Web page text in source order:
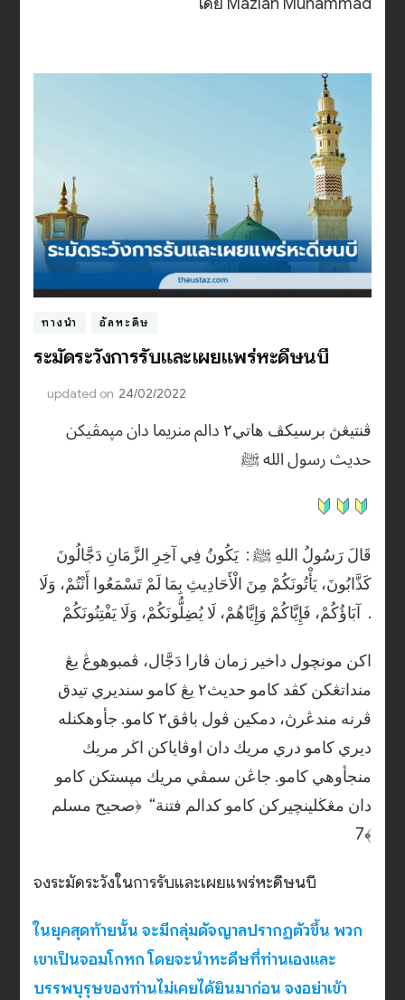
ทางนำ อัลหะดีษ
ระมัดระวังการรับและเผยแพร่หะดีษนบี
updated on 24/02/2022
ڤنتيڠڽ برسيكڤ هاتي٢ دالم منريما دان مڽمڤيكن
حديث رسول الله ﷺ
قَالَ رَسُولُ اللهِ ﷺ : يَكُونُ فِي آخِرِ الزَّمَانِ دَجَّالُونَ
كَذَّابُونَ، يَأْتُونَكُمْ مِنَ الْأَحَادِيثِ بِمَا لَمْ تَسْمَعُوا أَنْتُمْ، وَلَا
آبَاؤُكُمْ، فَإِيَّاكُمْ وَإِيَّاهُمْ، لَا يُضِلُّونَكُمْ، وَلَا يَفْتِنُونَكُمْ .
اكن مونچول داخير زمان ڤارا دَجَّال، ڤمبوهوڠ يڠ
منداتڠكن كڤد كامو حديث٢ يڠ كامو سنديري تيدق
ڤرنه مندڠرڽ، دمكين ڤول باڤق٢ كامو. جأوهكنله
ديري كامو دري مريك دان اوڤاياكن اڬر مريك
منجأوهي كامو. جاڠن سمڤي مريك مڽستكن كامو
دان مڠڬلينچيركن كامو كدالم فتنة“ ﴿صحيح مسلم
7﴾
จงระมัดระวังในการรับและเผยแพร่หะดีษนบี
ในยุคสุดท้ายนั้น จะมีกลุ่มดัจญาลปรากฏตัวขึ้น พวก
เขาเป็นจอมโกหก โดยจะนำหะดีษที่ท่านเองและ
บรรพบุรุษของท่านไม่เคยได้ยินมาก่อน จงอย่าเข้า